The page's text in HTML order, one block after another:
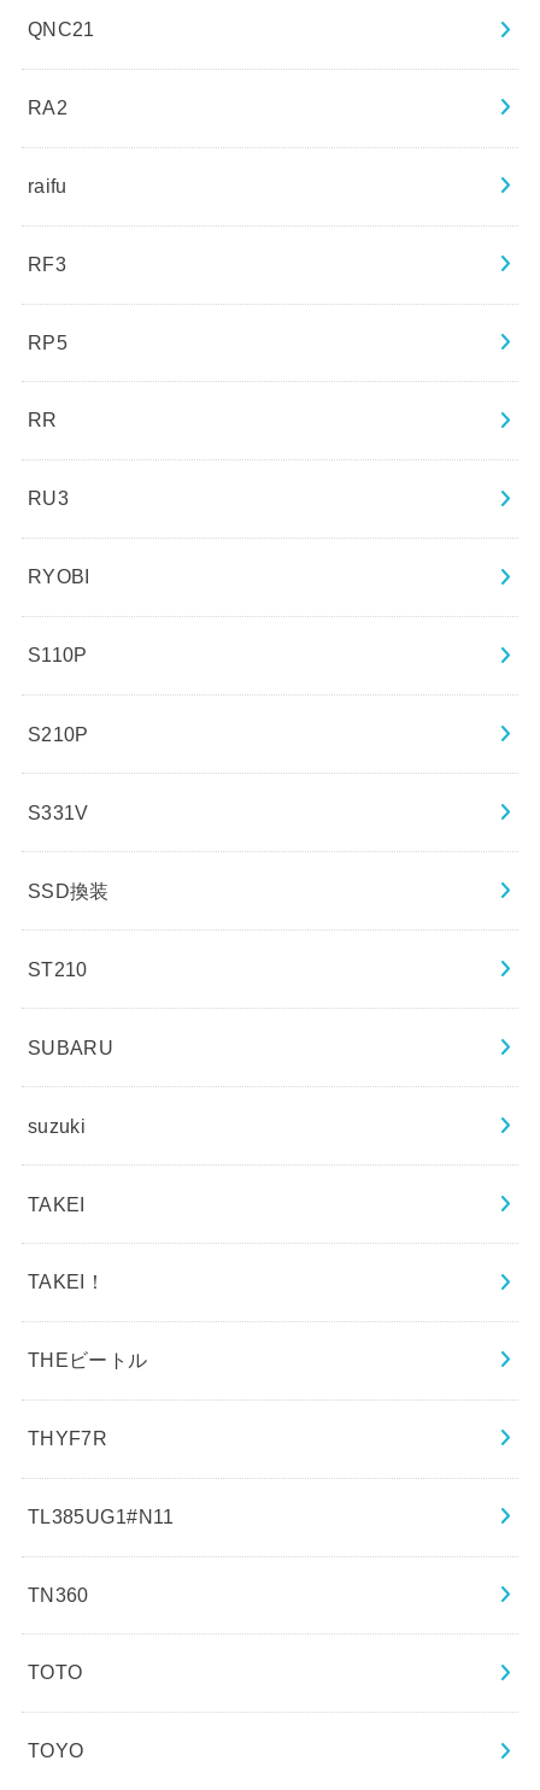
QNC21
RA2
raifu
RF3
RP5
RR
RU3
RYOBI
S110P
S210P
S331V
SSD換装
ST210
SUBARU
suzuki
TAKEI
TAKEI！
THEビートル
THYF7R
TL385UG1#N11
TN360
TOTO
TOYO